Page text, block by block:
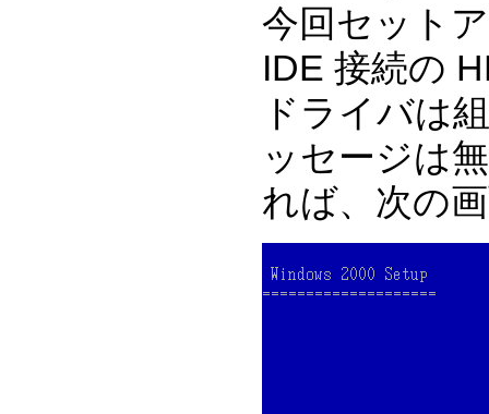
今回セット
IDE 接続の
ドライバは
ッセージは
れば、次の